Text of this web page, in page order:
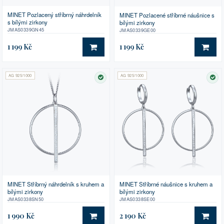
MINET Pozlacený stříbrný náhrdelník
s bílými zirkony
JMAS0339GN45
1 199 Kč DO KOŠÍKU
MINET Pozlacené stříbrné náušnice s
bílými zirkony
JMAS0339GE00
1 199 Kč DO
AG 925/1000
SKLADEM
MINET Stříbrný náhrdelník s kruhem a
bílými zirkony
JMAS0338SN50
1 990 Kč DO KOŠÍKU
AG 925/1000
MINET Stříbrné náušnice s kruhem a
bílými zirkony
JMAS0338SE00
2 190 Kč DO